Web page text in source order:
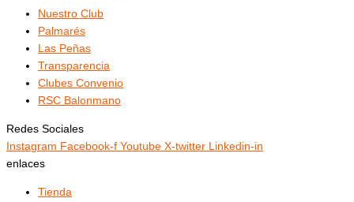
Nuestro Club
Palmarés
Las Peñas
Transparencia
Clubes Convenio
RSC Balonmano
Redes Sociales
Instagram Facebook-f Youtube X-twitter
Linkedin-in
enlaces
Tienda